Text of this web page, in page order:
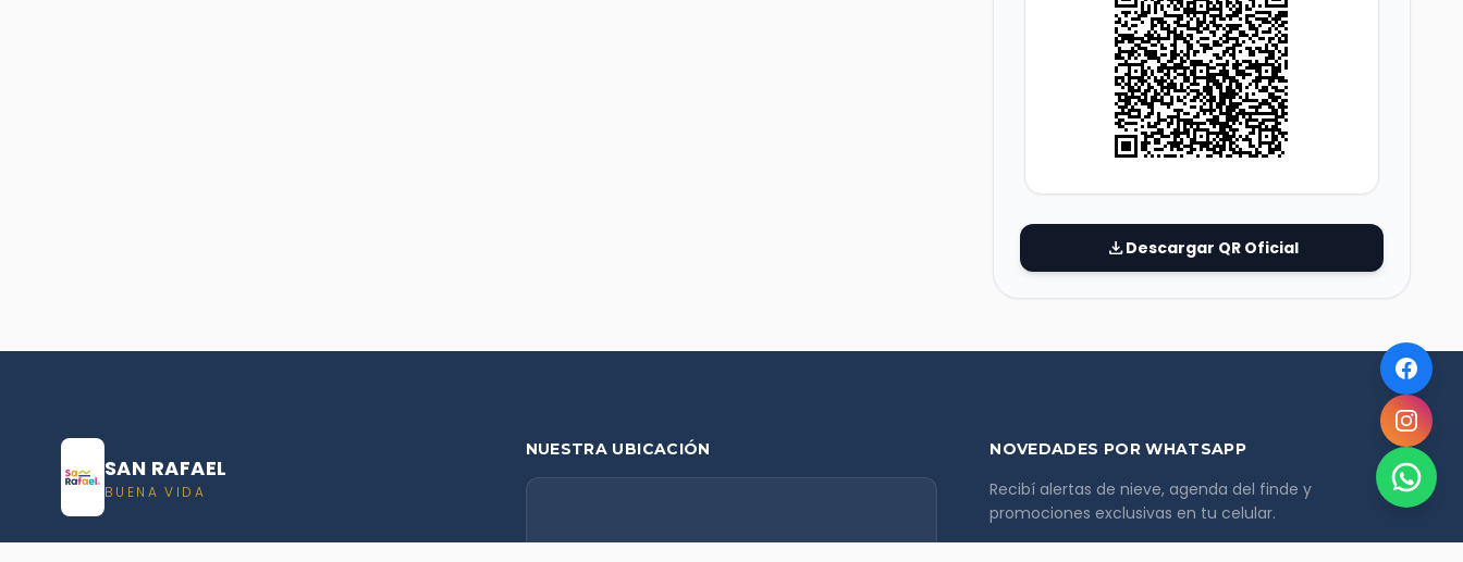
downloadDescargar QR Oficial
SAN RAFAEL
BUENA VIDA
NUESTRA UBICACIÓN NOVEDADES POR WHATSAPP
Recibí alertas de nieve, agenda del finde y
promociones exclusivas en tu celular.